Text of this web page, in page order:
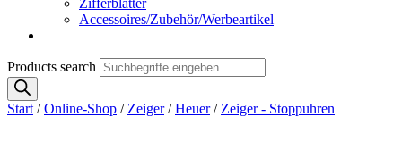
Zifferblätter
Accessoires/Zubehör/Werbeartikel
Products search
Start /Online-Shop / Zeiger/Heuer/ Zeiger - Stoppuhren